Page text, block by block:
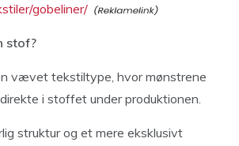
gobeliner/
stof?
vævet tekstiltype, hvor mønstrene
i stoffet under produktionen.
struktur og et mere eksklusivt